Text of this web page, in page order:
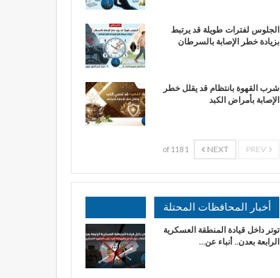
الجلوس لفترات طويلة قد يرتبط
بزيادة خطر الإصابة بالسرطان
شرب القهوة بانتظام قد يقلل خطر
الإصابة بأمراض الكبد
NEXT
1 of 118
أخبار المحافظات المحتلة
توتر داخل قيادة المنطقة العسكرية
الرابعة بعدن.. أنباء عن…